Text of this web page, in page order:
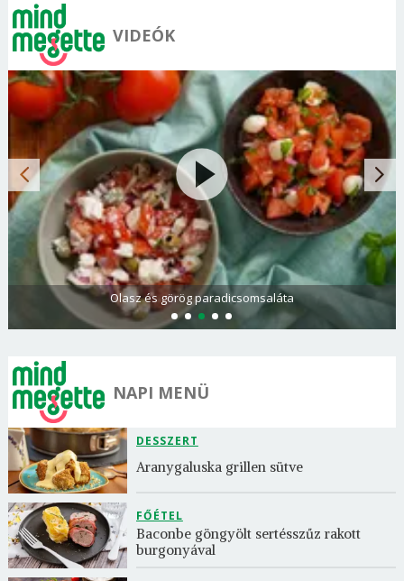
VIDEÓK
Olasz és görög paradicsomsaláta
NAPI MENÜ
DESSZERT
Aranygaluska grillen sütve
FŐÉTEL
Baconbe göngyölt sertésszűz rakott
burgonyával